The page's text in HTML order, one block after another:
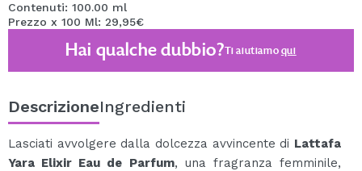
Contenuti: 100.00 ml
Prezzo x 100 Ml: 29,95€
Hai qualche dubbio?Ti aiutiamoqui
DescrizioneIngredienti
Lasciati avvolgere dalla dolcezza avvincente di Lattafa
Yara Elixir Eau de Parfum, una fragranza femminile,